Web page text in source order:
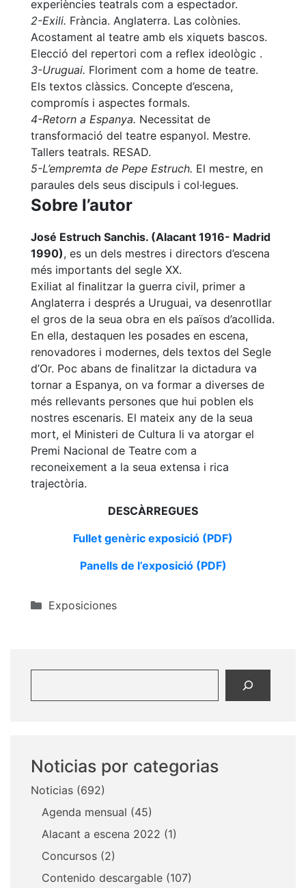
experiències teatrals com a espectador.
2-Exili. Frància. Anglaterra. Las colònies.
Acostament al teatre amb els xiquets bascos.
Elecció del repertori com a reflex ideològic .
3-Uruguai. Floriment com a home de teatre.
Els textos clàssics. Concepte d’escena,
compromís i aspectes formals.
4-Retorn a Espanya. Necessitat de
transformació del teatre espanyol. Mestre.
Tallers teatrals. RESAD.
5-L’empremta de Pepe Estruch. El mestre, en
paraules dels seus discipuls i col·legues.
Sobre l’autor
José Estruch Sanchis. (Alacant 1916- Madrid
1990), es un dels mestres i directors d’escena
més importants del segle XX.
Exiliat al finalitzar la guerra civil, primer a
Anglaterra i després a Uruguai, va desenrotllar
el gros de la seua obra en els països d’acollida.
En ella, destaquen les posades en escena,
renovadores i modernes, dels textos del Segle
d’Or. Poc abans de finalitzar la dictadura va
tornar a Espanya, on va formar a diverses de
més rellevants persones que hui poblen els
nostres escenaris. El mateix any de la seua
mort, el Ministeri de Cultura li va atorgar el
Premi Nacional de Teatre com a
reconeixement a la seua extensa i rica
trajectòria.​
DESCÀRREGUES
Fullet genèric exposició (PDF)
Panells de l’exposició (PDF)
Categorías
Exposiciones
Noticias por categorias
Noticias (692)
Agenda mensual (45)
Alacant a escena 2022 (1)
Concursos (2)
Contenido descargable (107)